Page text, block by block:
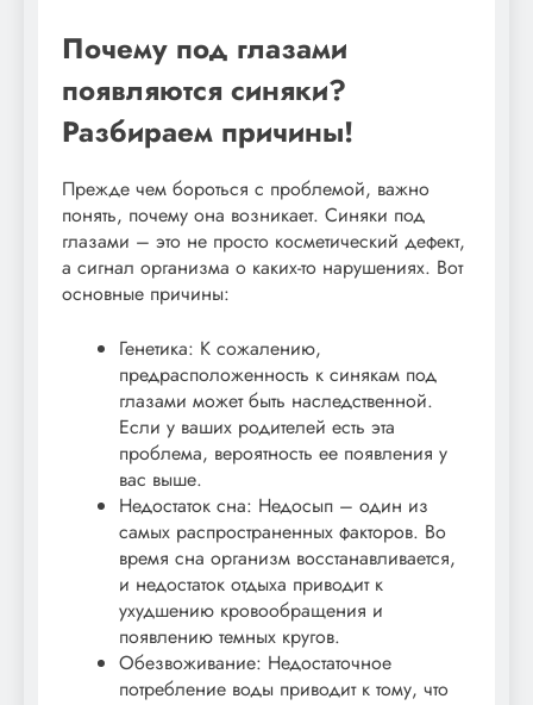
Почему под глазами
появляются синяки?
Разбираем причины!
Прежде чем бороться с проблемой, важно
понять, почему она возникает. Синяки под
глазами – это не просто косметический дефект,
а сигнал организма о каких-то нарушениях. Вот
основные причины:
Генетика: К сожалению,
предрасположенность к синякам под
глазами может быть наследственной.
Если у ваших родителей есть эта
проблема, вероятность ее появления у
вас выше.
Недостаток сна: Недосып – один из
самых распространенных факторов. Во
время сна организм восстанавливается,
и недостаток отдыха приводит к
ухудшению кровообращения и
появлению темных кругов.
Обезвоживание: Недостаточное
потребление воды приводит к тому, что